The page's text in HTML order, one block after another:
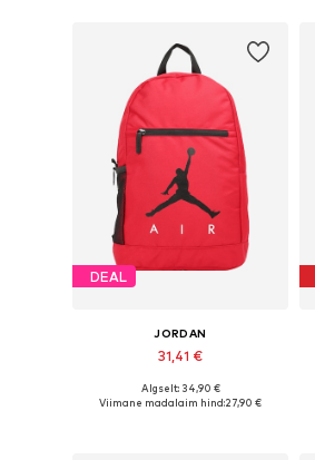
DEAL
JORDAN
31,41 €
Saadaolevad suurused: One Size
Algselt: 34,90 €
Viimane madalaim hind:27,90 €